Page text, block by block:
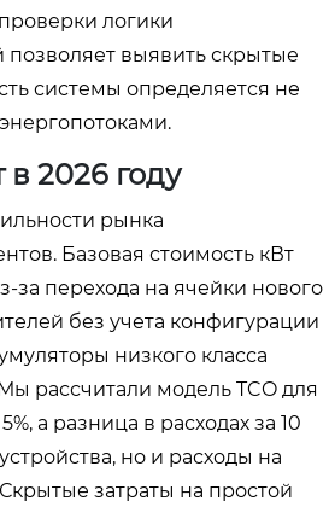
логики
выявить скрытые
системы определяется не
2026 году
рынка
Базовая стоимость кВт
перехода на ячейки нового
без учета конфигурации
низкого класса
рассчитали модель TCO для
а разница в расходах за 10
но и расходы на
затраты на простой